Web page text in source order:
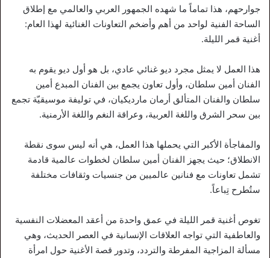
جوارحهم، هذا تماماً ما شهده الجمهور العربي والعالمي مع إطلاق
الساحة الفنية لواحد من أهم وأضخم التعاونات الغنائية لهذا العام:
أغنية قمر الليلة.
هذا العمل لا يمثل مجرد ديو غنائي عادي، بل هو أول ديو يقوم به
الفنان أمين سلطان، وأول تعاون يجمع بين الفنان المبدع أمين
سلطان والفنان المتألق أرمان مارديكيان، في توليفة موسيقيّة تجمع
بين سحر الشرق واللغة العربية، وعراقة النغم واللغة الأرمنية.
والمفاجأة الأكبر التي يحملها هذا العمل، هي أنه ليس سوى نقطة
الانطلاق؛ حيث يجهز الفنان أمين سلطان لخطوات عالمية قادمة
تشمل تعاونات مع فنانين عالميين من جنسيات وثقافات مختلفة
ستُطرح تِباعاً.
تغوص أغنية قمر الليلة في عمق واحدة من أعقد المعضلات النفسية
والعاطفية التي تواجه العلاقات الإنسانية في العصر الحديث، وهي
مسألة المزاجية المفرطة والتردد، وتدور قصة الأغنية حول امرأة